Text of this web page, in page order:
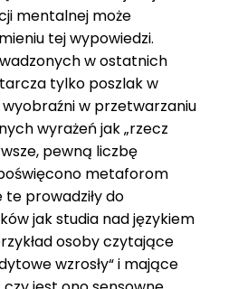
mentalnej może
tej wypowiedzi.
w ostatnich
tylko poszlak w
w przetwarzaniu
wyrażeń jak „rzecz
pewną liczbę
metaforom
prowadziły do
jak studia nad językiem
osoby czytające
wzrosły“ i mające